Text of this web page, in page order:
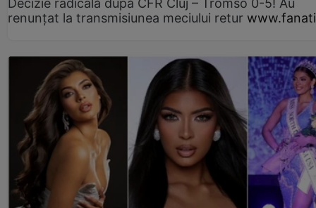
Decizie radicală după CFR Cluj – Tromso 0-5! Au
renunțat la transmisiunea meciului retur